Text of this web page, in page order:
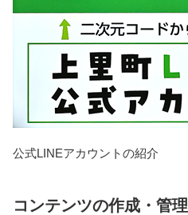
公式LINEアカウントの紹介
コンテンツの作成・管